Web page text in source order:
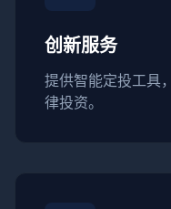
创新服务
提供智能定投工具
律投资。